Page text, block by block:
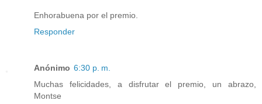
Enhorabuena por el premio.
Responder
Anónimo 6:30 p. m.
Muchas felicidades, a disfrutar el premio, un abrazo,
Montse